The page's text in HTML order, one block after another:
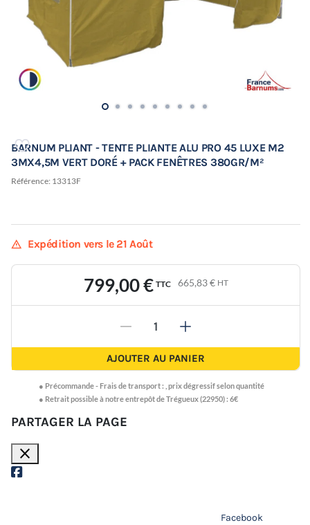
BARNUM PLIANT - TENTE PLIANTE ALU PRO 45 LUXE M2
3MX4,5M VERT DORÉ + PACK FENÊTRES 380GR/M²
Référence: 13313F
warning Expédition vers le 21 Août
799,00 € TTC 665,83 € HT
- +
AJOUTER AU PANIER
● Précommande -Frais de transport : prix dégressif selon quantité
● Retrait possible à notre entrepôt de Trégueux (22950) : 6€
PARTAGER LA PAGE
close
Facebook